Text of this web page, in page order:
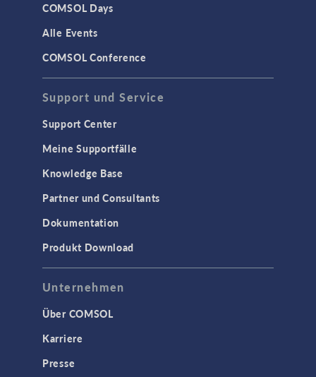
COMSOL Days
Alle Events
COMSOL Conference
Support und Service
Support Center
Meine Supportfälle
Knowledge Base
Partner und Consultants
Dokumentation
Produkt Download
Unternehmen
Über COMSOL
Karriere
Presse